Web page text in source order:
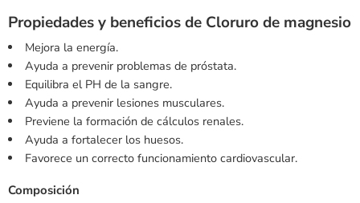
Propiedades y beneficios de Cloruro de magnesio
Mejora la energía.
Ayuda a prevenir problemas de próstata.
Equilibra el PH de la sangre.
Ayuda a prevenir lesiones musculares.
Previene la formación de cálculos renales.
Ayuda a fortalecer los huesos.
Favorece un correcto funcionamiento cardiovascular.
Composición